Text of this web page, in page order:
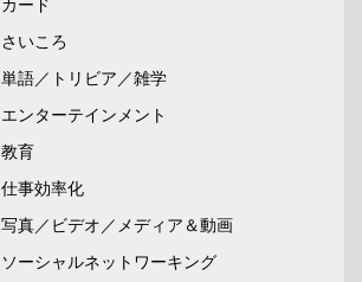
カード
さいころ
単語／トリビア／雑学
エンターテインメント
教育
仕事効率化
写真／ビデオ／メディア＆動画
ソーシャルネットワーキング